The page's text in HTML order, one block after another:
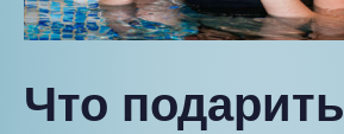
Что подарить